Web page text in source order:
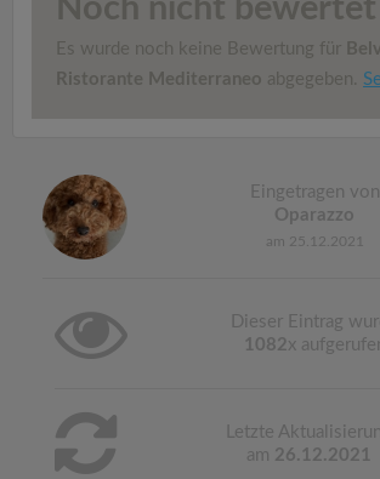
Noch nicht bewertet
Es wurde noch keine Bewertung für
Ristorante Mediterraneo abgegeben.
Eingetragen von
Oparazzo
am 25.12.2021
Dieser Eintrag
1082x
Letzte
am 26.12.2021